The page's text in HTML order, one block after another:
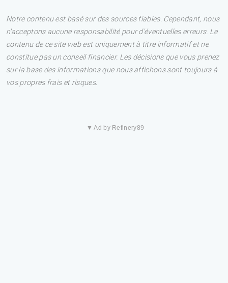
Notre contenu est basé sur des sources fiables. Cependant, nous
n'acceptons aucune responsabilité pour d'éventuelles erreurs. Le
contenu de ce site web est uniquement à titre informatif et ne
constitue pas un conseil financier. Les décisions que vous prenez
sur la base des informations que nous affichons sont toujours à
vos propres frais et risques.
▼ Ad by Refinery89